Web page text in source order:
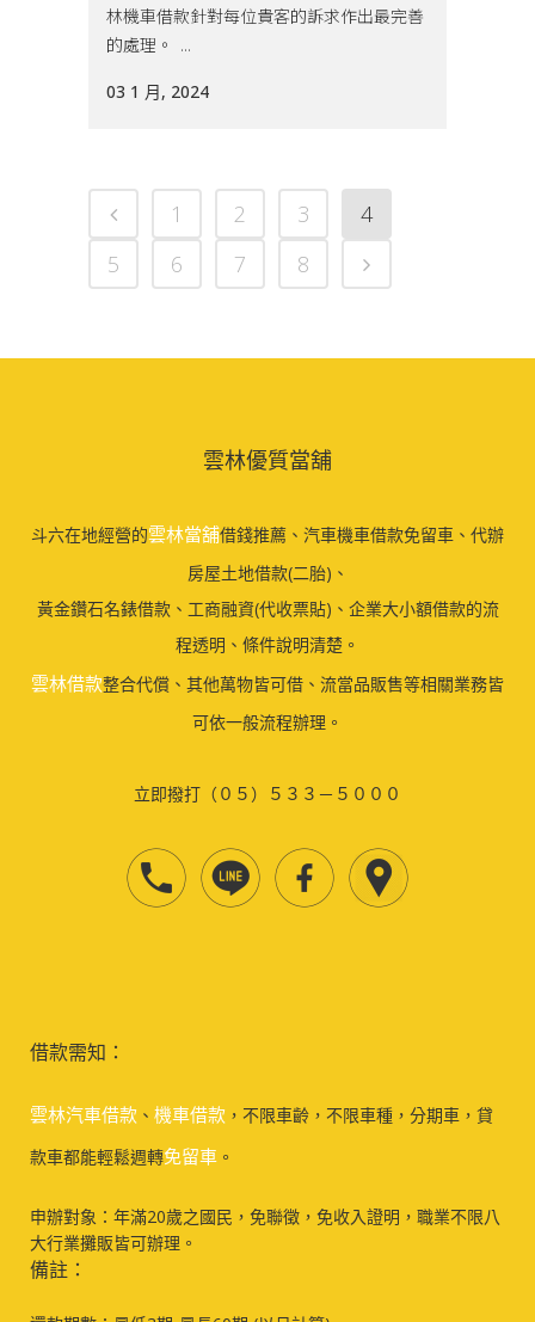
林機車借款針對每位貴客的訴求作出最完善
的處理。 ...
03 1 月, 2024
1 2 3
4
5
6 7 8
雲林優質當舖
斗六在地經營的雲林當舖借錢推薦、汽車機車借款免留車、代辦
房屋土地借款(二胎)、
黃金鑽石名錶借款、工商融資(代收票貼)、企業大小額借款的流
程透明、條件說明清楚。
雲林借款整合代償、其他萬物皆可借、流當品販售等相關業務皆
可依一般流程辦理。
立即撥打（０５）５３３－５０００
借款需知：
雲林汽車借款 、 機車借款 ，不限車齡，不限車種，分期車，貸
款車都能輕鬆週轉免留車 。
申辦對象：年滿20歲之國民，免聯徵，免收入證明，職業不限八
大行業攤販皆可辦理。
備註：